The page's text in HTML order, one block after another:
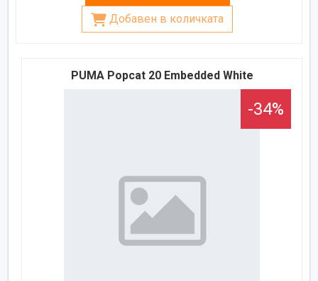
Добавен в количката
PUMA Popcat 20 Embedded White
-34%